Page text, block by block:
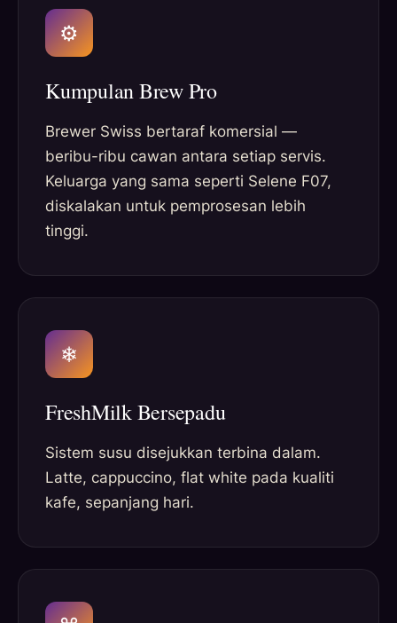
⚙
Kumpulan Brew Pro
Brewer Swiss bertaraf komersial —
beribu-ribu cawan antara setiap servis.
Keluarga yang sama seperti Selene F07,
diskalakan untuk pemprosesan lebih
tinggi.
❄
FreshMilk Bersepadu
Sistem susu disejukkan terbina dalam.
Latte, cappuccino, flat white pada kualiti
kafe, sepanjang hari.